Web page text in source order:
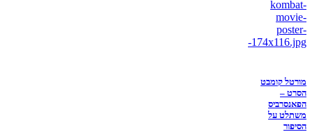
מורטל קומבט
הסרט –
הפאנסרביס
משתלט על
הסיפור